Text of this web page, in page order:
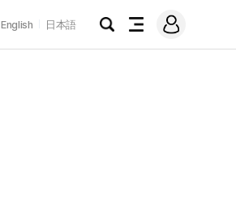
English 日本語
검
전
메
그